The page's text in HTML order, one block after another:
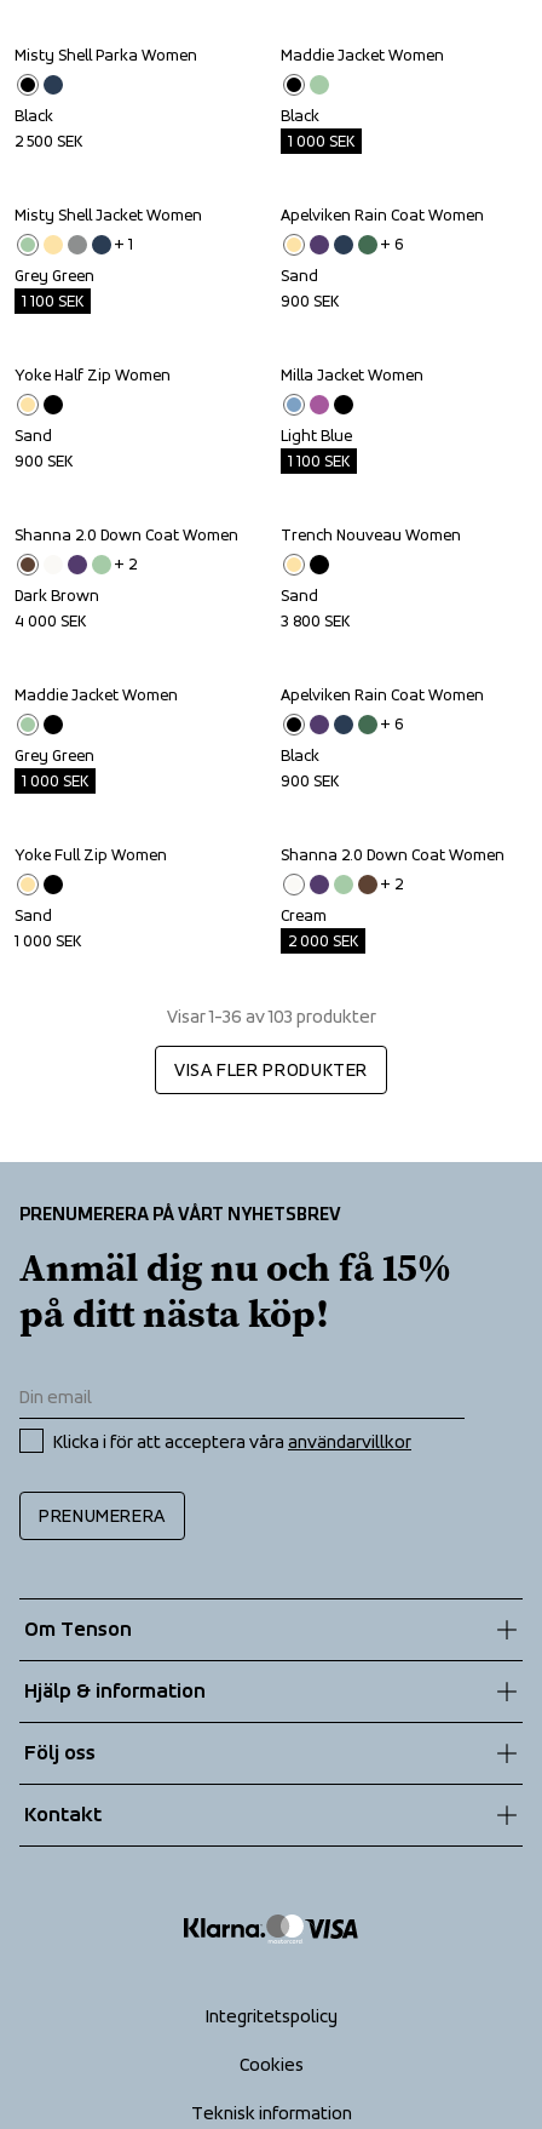
Misty Shell Parka Women
Black
2 500 SEK
Outlet
Maddie Jacket Women
Black
1 000 SEK
Outlet
Misty Shell Jacket Women
+ 1
Grey Green
1 100 SEK
Apelviken Rain Coat Women
+ 6
Sand
900 SEK
Yoke Half Zip Women
Sand
900 SEK
Outlet
Milla Jacket Women
Light Blue
1 100 SEK
Shanna 2.0 Down Coat Women
+ 2
Dark Brown
4 000 SEK
Trench Nouveau Women
Sand
3 800 SEK
Outlet
Maddie Jacket Women
Grey Green
1 000 SEK
Apelviken Rain Coat Women
+ 6
Black
900 SEK
Yoke Full Zip Women
Sand
1 000 SEK
Outlet
Shanna 2.0 Down Coat Women
+ 2
Cream
2 000 SEK
Visar 1-36 av 103 produkter
VISA FLER PRODUKTER
PRENUMERERA PÅ VÅRT NYHETSBREV
Anmäl dig nu och få 15%
på ditt nästa köp!
Klicka i för att acceptera våra användarvillkor
PRENUMERERA
Om Tenson
Hållbarhet
Teknologier
Hjälp & information
Allmänna villkor
Returer
Följ oss
Kontakt
Integritetspolicy
Cookies
Teknisk information